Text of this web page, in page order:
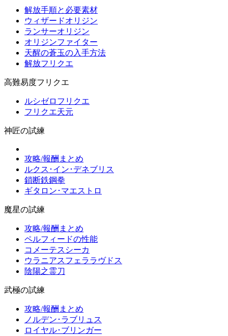
解放手順と必要素材
ウィザードオリジン
ランサーオリジン
オリジンファイター
天醒の蒼玉の入手方法
解放フリクエ
高難易度フリクエ
ルシゼロフリクエ
フリクエ天元
神匠の試練
攻略/報酬まとめ
ルクス･イン･デネブリス
鎖断鉄鋼拳
ギタロン･マエストロ
魔星の試練
攻略/報酬まとめ
ペルフィードの性能
コメーテスシーカ
ウラニアスフェララヴドス
陰陽之霊刀
武極の試練
攻略/報酬まとめ
ノルデン･ラブリュス
ロイヤル･ブリンガー